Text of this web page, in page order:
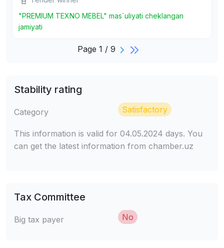
"PREMIUM TEXNO MEBEL" mas`uliyati cheklangan
jamiyati
Page 1 / 9
Stability rating
Category Satisfactory
This information is valid for 04.05.2024 days. You
can get the latest information from chamber.uz
Tax Committee
Big tax payer No